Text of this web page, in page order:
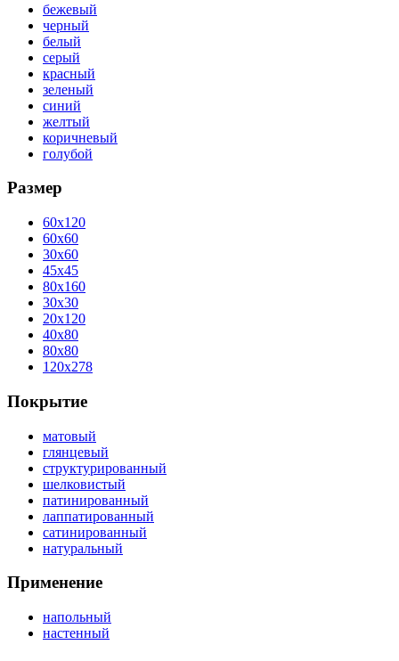
бежевый
черный
белый
серый
красный
зеленый
синий
желтый
коричневый
голубой
Размер
60x120
60x60
30x60
45x45
80x160
30x30
20x120
40x80
80x80
120x278
Покрытие
матовый
глянцевый
структурированный
шелковистый
патинированный
лаппатированный
сатинированный
натуральный
Применение
напольный
настенный